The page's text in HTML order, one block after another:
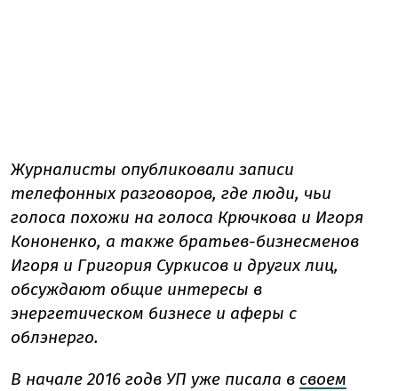
Журналисты опубликовали записи
телефонных разговоров, где люди, чьи
голоса похожи на голоса Крючкова и Игоря
Кононенко, а также братьев-бизнесменов
Игоря и Григория Суркисов и других лиц,
обсуждают общие интересы в
энергетическом бизнесе и аферы с
облэнерго.
В начале 2016 годв УП уже писала в своем